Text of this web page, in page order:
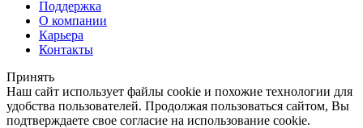
Поддержка
О компании
Карьера
Контакты
Принять
Наш сайт использует файлы cookie и похожие технологии для
удобства пользователей. Продолжая пользоваться сайтом, Вы
подтверждаете свое согласие на использование cookie.